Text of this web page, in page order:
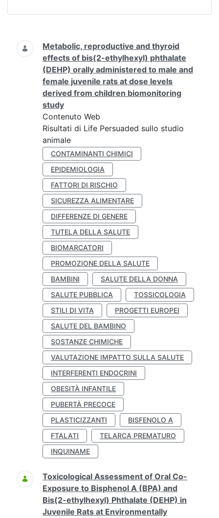
Ricerca
Metabolic, reproductive and thyroid
effects of bis(2-ethylhexyl) phthalate
(DEHP) orally administered to male and
female juvenile rats at dose levels
derived from children biomonitoring
study
Contenuto Web
Risultati di Life Persuaded sullo studio
animale
CONTAMINANTI CHIMICI
EPIDEMIOLOGIA
FATTORI DI RISCHIO
SICUREZZA ALIMENTARE
DIFFERENZE DI GENERE
TUTELA DELLA SALUTE
BIOMARCATORI
PROMOZIONE DELLA SALUTE
BAMBINI
SALUTE DELLA DONNA
SALUTE PUBBLICA
TOSSICOLOGIA
STILI DI VITA
PROGETTI EUROPEI
SALUTE DEL BAMBINO
SOSTANZE CHIMICHE
VALUTAZIONE IMPATTO SULLA SALUTE
INTERFERENTI ENDOCRINI
OBESITÀ INFANTILE
PUBERTÀ PRECOCE
PLASTICIZZANTI
BISFENOLO A
FTALATI
TELARCA PREMATURO
INQUINAME
Toxicological Assessment of Oral Co-
Exposure to Bisphenol A (BPA) and
Bis(2-ethylhexyl) Phthalate (DEHP) in
Juvenile Rats at Environmentally